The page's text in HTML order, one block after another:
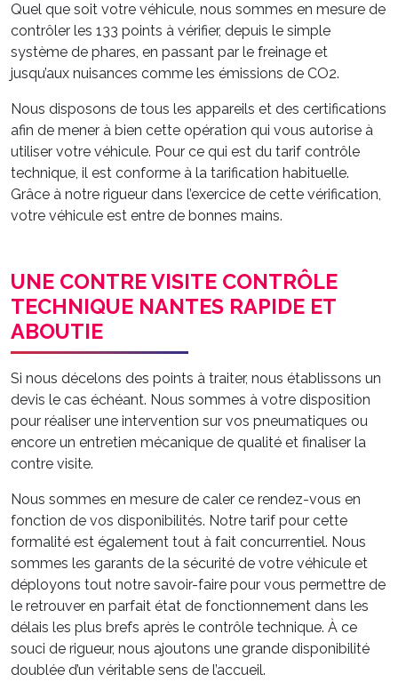
Quel que soit votre véhicule, nous sommes en mesure de
contrôler les 133 points à vérifier, depuis le simple
système de phares, en passant par le freinage et
jusqu’aux nuisances comme les émissions de CO2.
Nous disposons de tous les appareils et des certifications
afin de mener à bien cette opération qui vous autorise à
utiliser votre véhicule. Pour ce qui est du tarif contrôle
technique, il est conforme à la tarification habituelle.
Grâce à notre rigueur dans l’exercice de cette vérification,
votre véhicule est entre de bonnes mains.
UNE CONTRE VISITE CONTRÔLE
TECHNIQUE NANTES RAPIDE ET
ABOUTIE
Si nous décelons des points à traiter, nous établissons un
devis le cas échéant. Nous sommes à votre disposition
pour réaliser une intervention sur vos pneumatiques ou
encore un entretien mécanique de qualité et finaliser la
contre visite.
Nous sommes en mesure de caler ce rendez-vous en
fonction de vos disponibilités. Notre tarif pour cette
formalité est également tout à fait concurrentiel. Nous
sommes les garants de la sécurité de votre véhicule et
déployons tout notre savoir-faire pour vous permettre de
le retrouver en parfait état de fonctionnement dans les
délais les plus brefs après le contrôle technique. À ce
souci de rigueur, nous ajoutons une grande disponibilité
doublée d’un véritable sens de l’accueil.